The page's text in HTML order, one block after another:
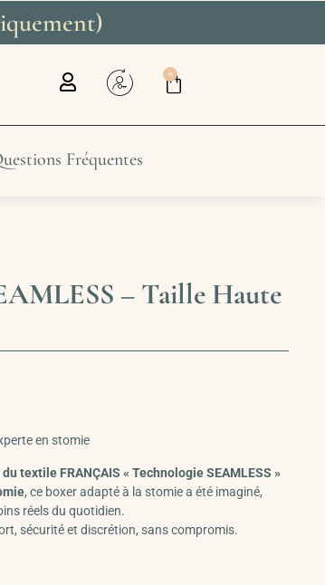
0
Fréquentes
– Taille Haute
en stomie
textile FRANÇAIS « Technologie SEAMLESS »
, ce boxer adapté à la stomie a été imaginé,
réels du quotidien.
sécurité et discrétion, sans compromis.